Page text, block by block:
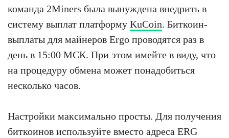
команда 2Miners была вынуждена внедрить в
систему выплат платформу KuCoin. Биткоин-
выплаты для майнеров Ergo проводятся раз в
день в 15:00 МСК. При этом имейте в виду, что
на процедуру обмена может понадобиться
несколько часов.
Настройки максимально просты. Для получения
биткоинов используйте вместо адреса ERG